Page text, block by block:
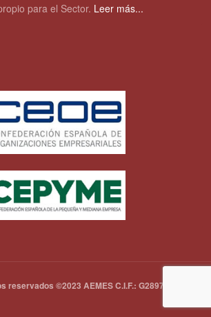
para el Sector. Leer más...
reservados ©2023 AEMES C.I.F.: G28972792